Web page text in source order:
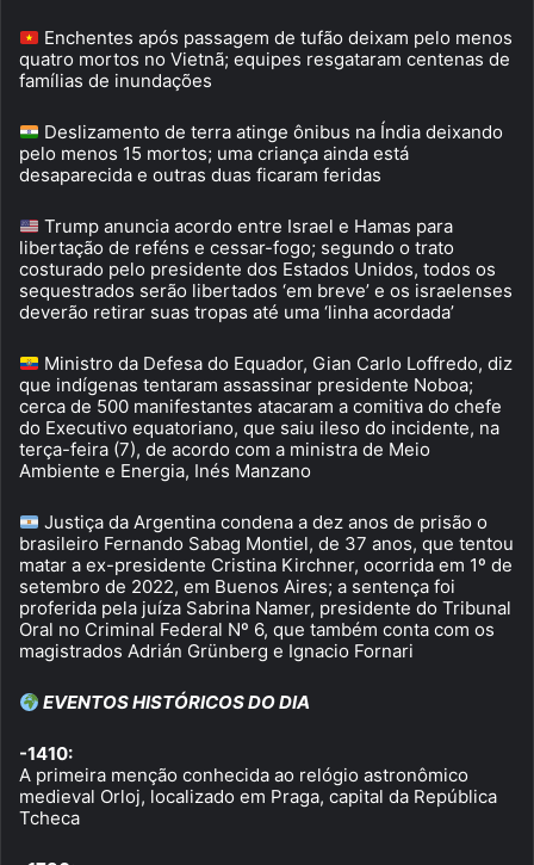
Enchentes após passagem de tufão deixam pelo menos
quatro mortos no Vietnã; equipes resgataram centenas de
famílias de inundações
Deslizamento de terra atinge ônibus na Índia deixando
pelo menos 15 mortos; uma criança ainda está
desaparecida e outras duas ficaram feridas
Trump anuncia acordo entre Israel e Hamas para
libertação de reféns e cessar-fogo; segundo o trato
costurado pelo presidente dos Estados Unidos, todos os
sequestrados serão libertados ‘em breve’ e os israelenses
deverão retirar suas tropas até uma ‘linha acordada’
Ministro da Defesa do Equador, Gian Carlo Loffredo, diz
que indígenas tentaram assassinar presidente Noboa;
cerca de 500 manifestantes atacaram a comitiva do chefe
do Executivo equatoriano, que saiu ileso do incidente, na
terça-feira (7), de acordo com a ministra de Meio
Ambiente e Energia, Inés Manzano
Justiça da Argentina condena a dez anos de prisão o
brasileiro Fernando Sabag Montiel, de 37 anos, que tentou
matar a ex-presidente Cristina Kirchner, ocorrida em 1º de
setembro de 2022, em Buenos Aires; a sentença foi
proferida pela juíza Sabrina Namer, presidente do Tribunal
Oral no Criminal Federal Nº 6, que também conta com os
magistrados Adrián Grünberg e Ignacio Fornari
EVENTOS HISTÓRICOS DO DIA
-1410:
A primeira menção conhecida ao relógio astronômico
medieval Orloj, localizado em Praga, capital da República
Tcheca